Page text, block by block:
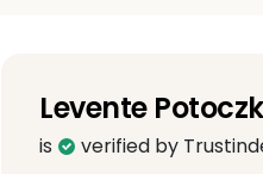
Levente
is verified by